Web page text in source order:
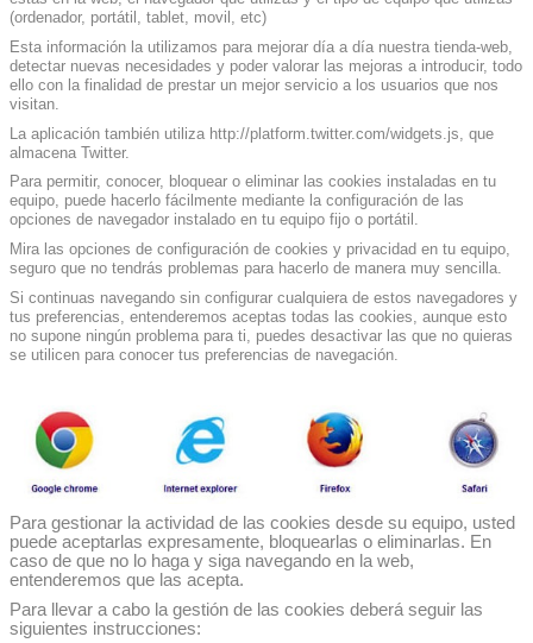
(ordenador, portátil, tablet, movil, etc)
Esta información la utilizamos para mejorar día a día nuestra tienda-web,
detectar nuevas necesidades y poder valorar las mejoras a introducir, todo
ello con la finalidad de prestar un mejor servicio a los usuarios que nos
visitan.
La aplicación también utiliza http://platform.twitter.com/widgets.js, que
almacena Twitter.
Para permitir, conocer, bloquear o eliminar las cookies instaladas en tu
equipo, puede hacerlo fácilmente mediante la configuración de las
opciones de navegador instalado en tu equipo fijo o portátil.
Mira las opciones de configuración de cookies y privacidad en tu equipo,
seguro que no tendrás problemas para hacerlo de manera muy sencilla.
Si continuas navegando sin configurar cualquiera de estos navegadores y
tus preferencias, entenderemos aceptas todas las cookies, aunque esto
no supone ningún problema para ti, puedes desactivar las que no quieras
se utilicen para conocer tus preferencias de navegación.
Para gestionar la actividad de las cookies desde su equipo, usted
puede aceptarlas expresamente, bloquearlas o eliminarlas. En
caso de que no lo haga y siga navegando en la web,
entenderemos que las acepta.
Para llevar a cabo la gestión de las cookies deberá seguir las
siguientes instrucciones: